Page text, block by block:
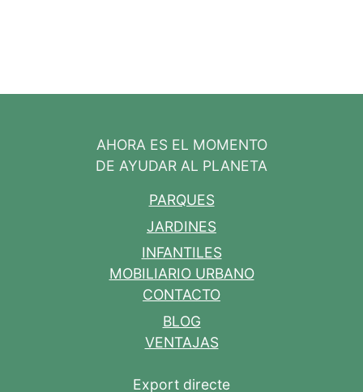
AHORA ES EL MOMENTO
DE AYUDAR AL PLANETA
PARQUES
JARDINES
INFANTILES
MOBILIARIO URBANO
CONTACTO
BLOG
VENTAJAS
Export directe